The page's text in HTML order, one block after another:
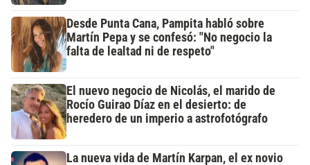
Desde Punta Cana, Pampita habló sobre
Martín Pepa y se confesó: "No negocio la
falta de lealtad ni de respeto"
El nuevo negocio de Nicolás, el marido de
Rocío Guirao Díaz en el desierto: de
heredero de un imperio a astrofotógrafo
La nueva vida de Martín Karpan, el ex novio